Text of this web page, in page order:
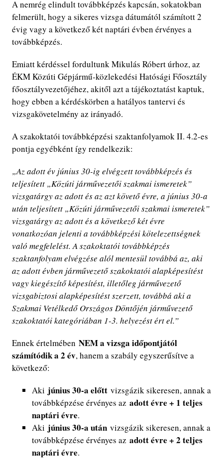
A nemrég elindult továbbképzés kapcsán, sokatokban
felmerült, hogy a sikeres vizsga dátumától számított 2
évig vagy a következő két naptári évben érvényes a
továbbképzés.
Emiatt kérdéssel fordultunk Mikulás Róbert úrhoz, az
ÉKM Közúti Gépjármű-közlekedési Hatósági Főosztály
főosztályvezetőjéhez, akitől azt a tájékoztatást kaptuk,
hogy ebben a kérdéskörben a hatályos tantervi és
vizsgakövetelmény az irányadó.
A szakoktatói továbbképzési szaktanfolyamok II. 4.2-es
pontja egyébként így rendelkezik:
„Az adott év június 30-ig elvégzett továbbképzés és
teljesített „Közúti járművezetői szakmai ismeretek”
vizsgatárgy az adott és az azt követő évre, a június 30-a
után teljesített „Közúti járművezetői szakmai ismeretek”
vizsgatárgy az adott és a következő két évre
vonatkozóan jelenti a továbbképzési kötelezettségnek
való megfelelést. A szakoktatói továbbképzés
szaktanfolyam elvégzése alól mentesül továbbá az, aki
az adott évben járművezető szakoktatói alapképesítést
vagy kiegészítő képesítést, illetőleg járművezető
vizsgabiztosi alapképesítést szerzett, továbbá aki a
Szakmai Vetélkedő Országos Döntőjén járművezető
szakoktatói kategóriában 1-3. helyezést ért el.”
Ennek értelmében NEM a vizsga időpontjától
számítódik a 2 év, hanem a szabály egyszerűsítve a
következő:
Aki június 30-a előtt vizsgázik sikeresen, annak a
továbbképzése érvényes az adott évre + 1 teljes
naptári évre.
Aki június 30-a után vizsgázik sikeresen, annak a
továbbképzése érvényes az adott évre + 2 teljes
naptári évre.